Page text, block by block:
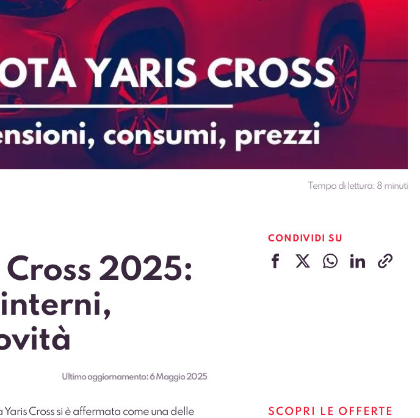
Tempo di lettura: 8 minuti
Cross 2025:
Ultimo aggiornamento:6 Maggio 2025
CONDIVIDI SU
Yaris Cross si è affermata come una delle
SCOPRI LE OFFERTE